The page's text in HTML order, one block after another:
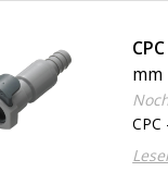
CPC
mm